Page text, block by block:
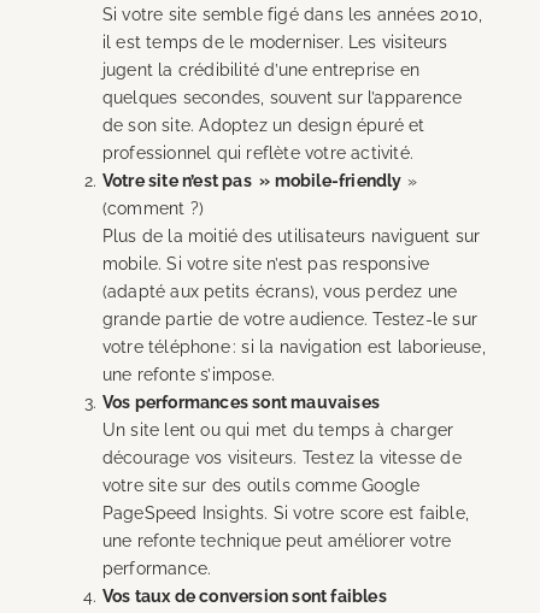
Si votre site semble figé dans les années 2010,
il est temps de le moderniser. Les visiteurs
jugent la crédibilité d’une entreprise en
quelques secondes, souvent sur l’apparence
de son site. Adoptez un design épuré et
professionnel qui reflète votre activité.
Votre site n’est pas » mobile-friendly »
(comment ?)
Plus de la moitié des utilisateurs naviguent sur
mobile. Si votre site n’est pas responsive
(adapté aux petits écrans), vous perdez une
grande partie de votre audience. Testez-le sur
votre téléphone : si la navigation est laborieuse,
une refonte s’impose.
Vos performances sont mauvaises
Un site lent ou qui met du temps à charger
décourage vos visiteurs. Testez la vitesse de
votre site sur des outils comme Google
PageSpeed Insights. Si votre score est faible,
une refonte technique peut améliorer votre
performance.
Vos taux de conversion sont faibles